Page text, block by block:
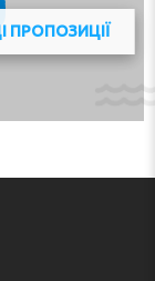
cribs/infant
for all bookings
include
safety measures
place: social
in and check-
protective
ПРОПОЗИЦІЇ